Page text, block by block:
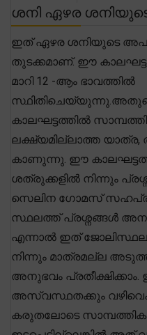
ശനി ഏഴര ശനിയുടെ:
ഇത് ഏഴര ശനിയുടെ
തുടക്കമാണ്. ഈ
മാറി 12 -ആം ഭാവത്തിൽ
കാലഘട്ടത്തിൽ
ലക്ഷ്യമില്ലാത്ത യാത്ര,
കാണുന്നു. ഈ
ശത്രുക്കളിൽ നിന്നും
സെലിന ഗോമസ്
സ്ഥലത്ത് പ്രശ്നങ്ങൾ
എന്നാൽ ഇത്
നിന്നും മാത്രമല്ല
അനുഭവം പ്രതീക്ഷിക്കാം.
അസ്വസ്ഥതക്കും
കരുതലോടെ സാമ്പത്തിക